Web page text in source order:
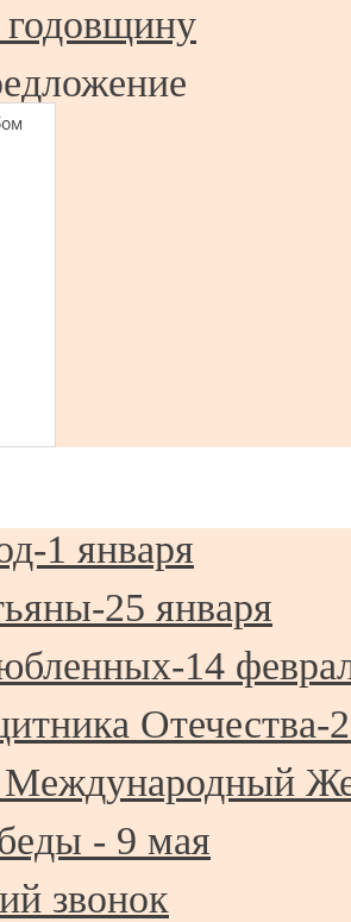
годовщину
1 января
25 января
14
Отечества-
Международный
- 9 мая
звонок